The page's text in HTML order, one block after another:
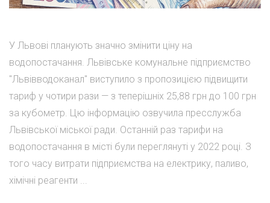
У Львові планують значно змінити ціну на
водопостачання. Львівське комунальне підприємство
"Львівводоканал" виступило з пропозицією підвищити
тариф у чотири рази — з теперішніх 25,88 грн до 100 грн
за кубометр. Цю інформацію озвучила пресслужба
Львівської міської ради. Останній раз тарифи на
водопостачання в місті були переглянуті у 2022 році. З
того часу витрати підприємства на електрику, паливо,
хімічні реагенти ...